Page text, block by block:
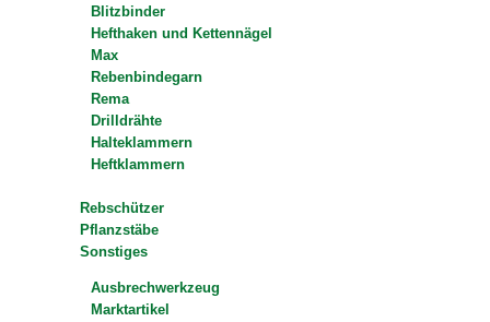
Blitzbinder
Hefthaken und Kettennägel
Max
Rebenbindegarn
Rema
Drilldrähte
Halteklammern
Heftklammern
Rebschützer
Pflanzstäbe
Sonstiges
Ausbrechwerkzeug
Marktartikel